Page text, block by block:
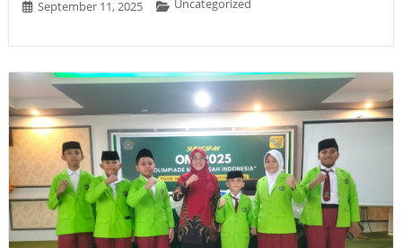
September 11, 2025 Uncategorized